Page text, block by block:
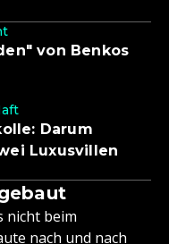
von Benkos
Darum
Luxusvillen
nicht beim
nach und nach